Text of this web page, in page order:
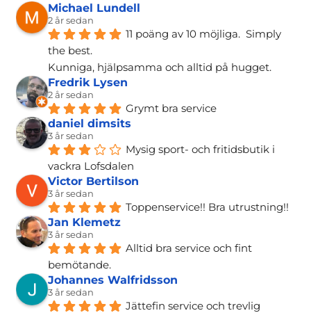
Michael Lundell
2 år sedan
11 poäng av 10 möjliga.  Simply
the best.
Kunniga, hjälpsamma och alltid på hugget.
Fredrik Lysen
2 år sedan
Grymt bra service
daniel dimsits
3 år sedan
Mysig sport- och fritidsbutik i
vackra Lofsdalen
Victor Bertilson
3 år sedan
Toppenservice!! Bra utrustning!!
Jan Klemetz
3 år sedan
Alltid bra service och fint
bemötande.
Johannes Walfridsson
3 år sedan
Jättefin service och trevlig